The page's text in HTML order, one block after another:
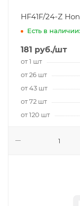
HF41F/24-Z
Есть в
181 руб./шт
от 1 шт
от 26 шт
от 43 шт
от 72 шт
от 120 шт